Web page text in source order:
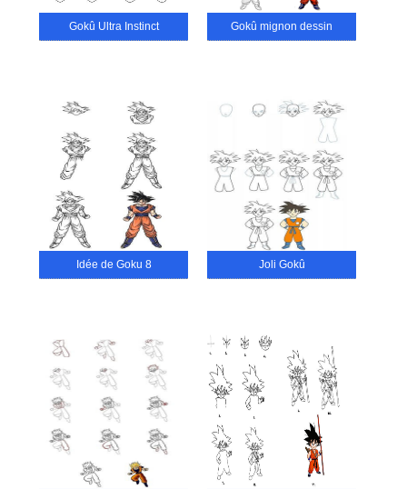
Gokû Ultra Instinct Gokû mignon dessin
Idée de Goku 8 Joli Gokû